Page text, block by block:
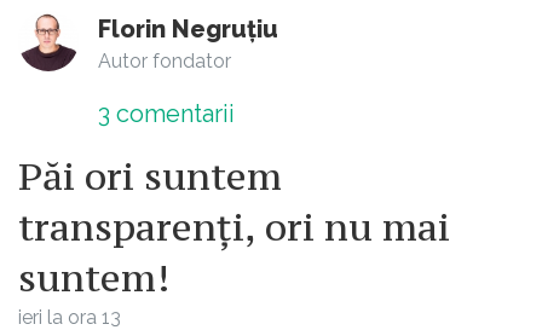
Florin Negruțiu
Autor fondator
3 comentarii
Păi ori suntem
transparenți, ori nu mai
suntem!
ieri la ora 13